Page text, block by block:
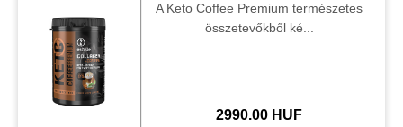
A Keto Coffee Premium természetes
összetevőkből ké...
2990.00 HUF